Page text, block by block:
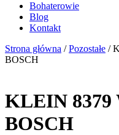
Bohaterowie
Blog
Kontakt
Strona główna /Pozostałe /
BOSCH
KLEIN
BOSCH